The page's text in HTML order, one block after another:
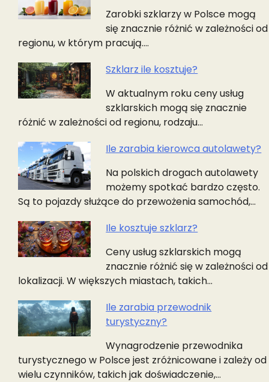
Zarobki szklarzy w Polsce mogą
się znacznie różnić w zależności od
regionu, w którym pracują.…
Szklarz ile kosztuje?
W aktualnym roku ceny usług
szklarskich mogą się znacznie
różnić w zależności od regionu, rodzaju…
Ile zarabia kierowca autolawety?
Na polskich drogach autolawety
możemy spotkać bardzo często.
Są to pojazdy służące do przewożenia samochód,…
Ile kosztuje szklarz?
Ceny usług szklarskich mogą
znacznie różnić się w zależności od
lokalizacji. W większych miastach, takich…
Ile zarabia przewodnik
turystyczny?
Wynagrodzenie przewodnika
turystycznego w Polsce jest zróżnicowane i zależy od
wielu czynników, takich jak doświadczenie,…
Nawigacja